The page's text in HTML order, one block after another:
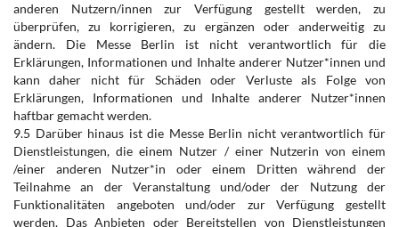
anderen Nutzern/innen zur Verfügung gestellt werden, zu
überprüfen, zu korrigieren, zu ergänzen oder anderweitig zu
ändern. Die Messe Berlin ist nicht verantwortlich für die
Erklärungen, Informationen und Inhalte anderer Nutzer*innen und
kann daher nicht für Schäden oder Verluste als Folge von
Erklärungen, Informationen und Inhalte anderer Nutzer*innen
haftbar gemacht werden.
9.5 Darüber hinaus ist die Messe Berlin nicht verantwortlich für
Dienstleistungen, die einem Nutzer / einer Nutzerin von einem
/einer anderen Nutzer*in oder einem Dritten während der
Teilnahme an der Veranstaltung und/oder der Nutzung der
Funktionalitäten angeboten und/oder zur Verfügung gestellt
werden. Das Anbieten oder Bereitstellen von Dienstleistungen